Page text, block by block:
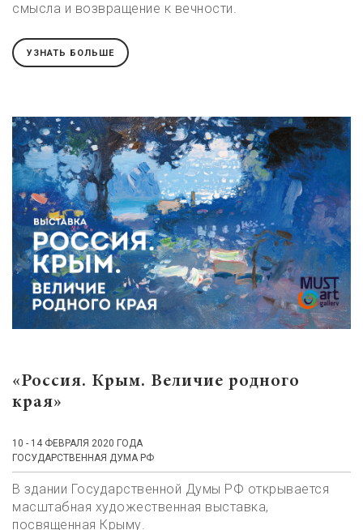
смысла и возвращение к вечности.
УЗНАТЬ БОЛЬШЕ
«Россия. Крым. Величие родного
края»
10 - 14 ФЕВРАЛЯ 2020 ГОДА
ГОСУДАРСТВЕННАЯ ДУМА РФ
В здании Государственной Думы РФ открывается
масштабная художественная выставка,
посвященная Крыму.